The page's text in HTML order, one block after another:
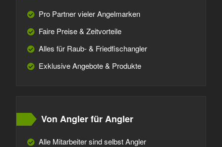
Pro Partner vieler Angelmarken
Faire Preise & Zeitvorteile
Alles für Raub- & Friedfischangler
Exklusive Angebote & Produkte
Von Angler für Angler
Alle Mitarbeiter sind selbst Angler